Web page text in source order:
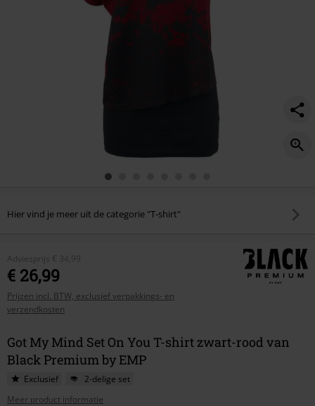
Hier vind je meer uit de categorie "T-shirt"
Adviesprijs € 34,99
€ 26,99
Prijzen incl. BTW, exclusief verpakkings- en
verzendkosten
Got My Mind Set On You T-shirt zwart-rood van
Black Premium by EMP
Exclusief
2-delige set
Meer product informatie